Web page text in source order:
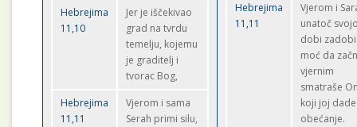
Hebrejima
11,10
Jer je iščekivao
grad na tvrdu
temelju, kojemu
je graditelj i
tvorac Bog,
Hebrejima
11,11
Vjerom i sama
Serah primi silu,
Hebrejima
11,11
Vjerom i
unatoč
dobi zadobi
moć da
vjernim
smatraše
koji joj dade
obećanje.